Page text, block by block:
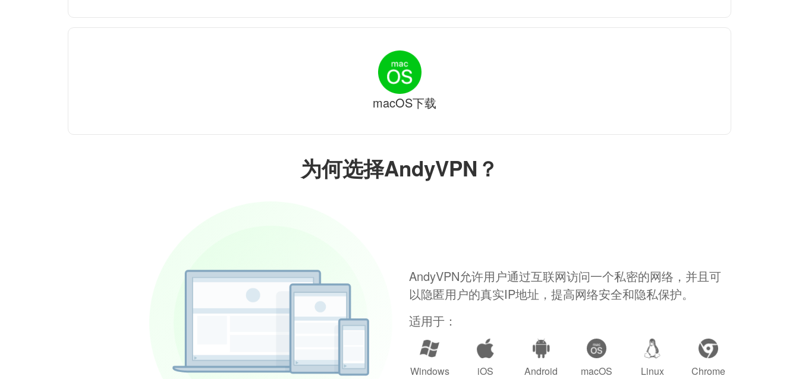
为何选择AndyVPN？
AndyVPN允许用户通过互联网访问一个私密的网络，并且可
以隐匿用户的真实IP地址，提高网络安全和隐私保护。
适用于：
Windows iOS Android macOS Linux Chrome
macOS下载